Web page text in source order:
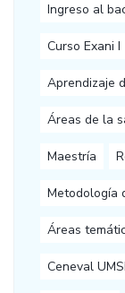
Ingreso al
Curso Exani I
Aprendizaje
Áreas de la
Maestría
Metodología
Áreas
Ceneval